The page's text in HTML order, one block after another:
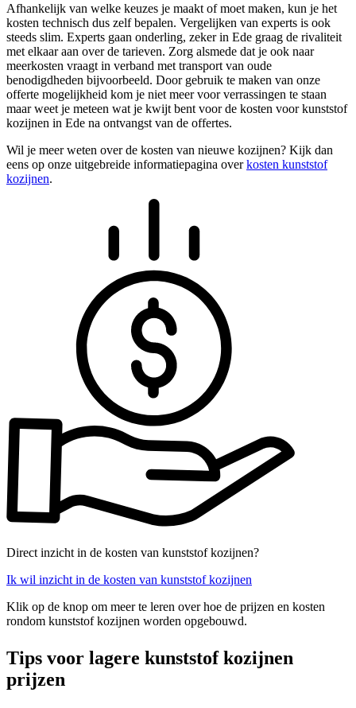
Afhankelijk van welke keuzes je maakt of moet maken, kun je het
kosten technisch dus zelf bepalen. Vergelijken van experts is ook
steeds slim. Experts gaan onderling, zeker in Ede graag de rivaliteit
met elkaar aan over de tarieven. Zorg alsmede dat je ook naar
meerkosten vraagt in verband met transport van oude
benodigdheden bijvoorbeeld. Door gebruik te maken van onze
offerte mogelijkheid kom je niet meer voor verrassingen te staan
maar weet je meteen wat je kwijt bent voor de kosten voor kunststof
kozijnen in Ede na ontvangst van de offertes.
Wil je meer weten over de kosten van nieuwe kozijnen? Kijk dan
eens op onze uitgebreide informatiepagina overkosten kunststof
kozijnen.
Direct inzicht in de kosten van kunststof kozijnen?
Ik wil inzicht in de kosten van kunststof kozijnen
Klik op de knop om meer te leren over hoe de prijzen en kosten
rondom kunststof kozijnen worden opgebouwd.
Tips voor lagere kunststof kozijnen
prijzen